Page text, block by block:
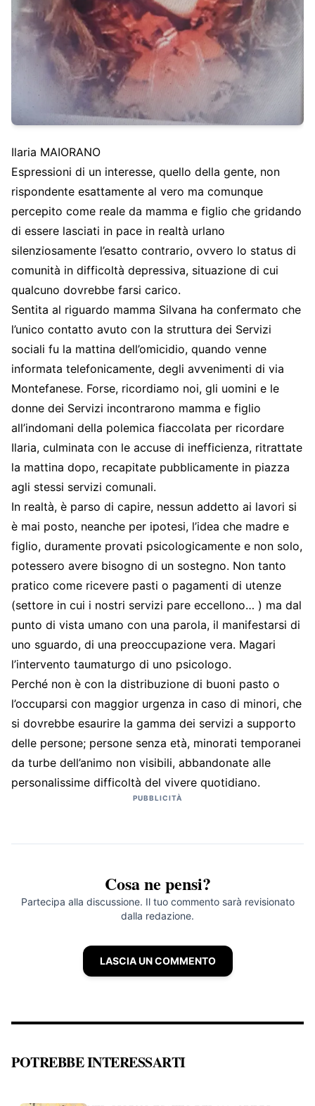
Ilaria MAIORANO
Espressioni di un interesse, quello della gente, non
rispondente esattamente al vero ma comunque
percepito come reale da mamma e figlio che gridando
di essere lasciati in pace in realtà urlano
silenziosamente l’esatto contrario, ovvero lo status di
comunità in difficoltà depressiva, situazione di cui
qualcuno dovrebbe farsi carico.
Sentita al riguardo mamma Silvana ha confermato che
l’unico contatto avuto con la struttura dei Servizi
sociali fu la mattina dell’omicidio, quando venne
informata telefonicamente, degli avvenimenti di via
Montefanese. Forse, ricordiamo noi, gli uomini e le
donne dei Servizi incontrarono mamma e figlio
all’indomani della polemica fiaccolata per ricordare
Ilaria, culminata con le accuse di inefficienza, ritrattate
la mattina dopo, recapitate pubblicamente in piazza
agli stessi servizi comunali.
In realtà, è parso di capire, nessun addetto ai lavori si
è mai posto, neanche per ipotesi, l’idea che madre e
figlio, duramente provati psicologicamente e non solo,
potessero avere bisogno di un sostegno. Non tanto
pratico come ricevere pasti o pagamenti di utenze
(settore in cui i nostri servizi pare eccellono… ) ma dal
punto di vista umano con una parola, il manifestarsi di
uno sguardo, di una preoccupazione vera. Magari
l’intervento taumaturgo di uno psicologo.
Perché non è con la distribuzione di buoni pasto o
l’occuparsi con maggior urgenza in caso di minori, che
si dovrebbe esaurire la gamma dei servizi a supporto
delle persone; persone senza età, minorati temporanei
da turbe dell’animo non visibili, abbandonate alle
personalissime difficoltà del vivere quotidiano.
PUBBLICITÀ
Cosa ne pensi?
Partecipa alla discussione. Il tuo commento sarà revisionato
dalla redazione.
LASCIA UN COMMENTO
POTREBBE INTERESSARTI